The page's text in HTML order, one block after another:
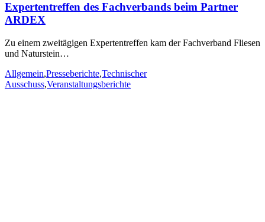
Expertentreffen des Fachverbands beim Partner
ARDEX
Zu einem zweitägigen Expertentreffen kam der Fachverband Fliesen
und Naturstein…
Allgemein,Presseberichte,Technischer
Ausschuss,Veranstaltungsberichte